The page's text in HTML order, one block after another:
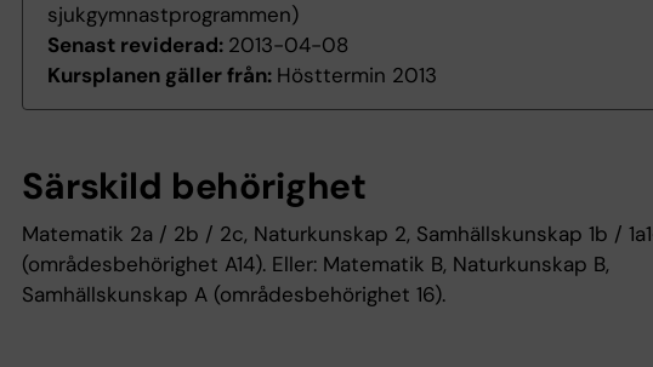
sjukgymnastprogrammen)
Senast reviderad: 2013-04-08
Kursplanen gäller från: Hösttermin 2013
Särskild behörighet
Matematik 2a / 2b / 2c, Naturkunskap 2, Samhällskunskap 1b /
(områdesbehörighet A14). Eller: Matematik B, Naturkunskap B,
Samhällskunskap A (områdesbehörighet 16).